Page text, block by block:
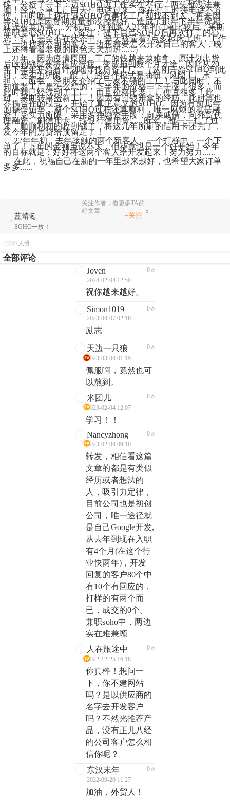
候，分析了一下：边SOHO边工作实在不行，两头都没法兼
顾！经常下单工厂白天打电话过来，你在打工时接电话不方
便，同时晚上你在做SOHO有事找工厂却找不到人，再来因
半SOHO原因货期质量都没控制好，造成了那年下半年货期
延误极其厉害.....分析后，收到客人21年的订单比较后，果断
辞职专心SOHO。（备注：提下自己SOHO后再次打工的心
态：打工完全不在状态中，每天被逼着7点多起床上班，工作
中一边找着公司的客人一边想着要怎么开发自己的客人，晚
上还得看着老板的眼色天天加班......）
21年，因为疫情原因，工厂的钱越来越难拿，原计划出货
后收到钱就要将提成给我，变成拖到数个月才给，因此从20
年下半年开始有计划地寻找后备工厂。（从刚开始SOHO到此
时，受实力所限，跟工厂的合作模式是抽佣，风险工厂承
担）。所幸，经朋友介绍了一家不错的工厂！与此同时，不
知道老工厂是怎么想的，下半年的价格一下子涨了很多，而
此时我已经找到了工厂，而且价格比老工厂便宜很多！ 此
时，果断转单给新工厂！因为有过钱难拿的经历，此时再也
不搞合作的模式，开始了真正意义的SOHO。因为有前几年
的操作铺垫，整个SOHO过程还算顺利，唯一麻烦的就是融
资！受实力所限，采用多种融资手段：向亲戚借，向外贸代
理融资，刷信用卡，找银行信用贷......所幸，都一一扛了过
来，顺顺利利的收到钱了，将这几年所刷的信用卡还完了，
及今年的房贷给预留足了！
22年年初，去年接触的两个新客人，一个打样中，一个下
单了！下单的金额虽说不大，但毕竟也是一个好开始！今年
的目标就是：好好将这两个客人给开发起来！努力努力......
在此，祝福自己在新的一年里越来越好，也希望大家订单
多多......
关注作者，看更多TA的
好文章
蓝蜻蜓
SOHO一枚！
+关注
197人赞
全部评论
Joven
2024-02-04 12:50
0
祝你越来越好。
Simon1019
2023-04-07 02:16
0
励志
天边一只狼
2023-03-04 01:19
0
佩服啊，竟然也可
以熬到。
米团儿
2023-02-04 12:07
0
学习！！
Nancyzhong
2023-02-04 09:10
0
转发，相信看这篇
文章的都是有类似
经历或者想法的
人，吸引力定律，
目前公司也是初创
公司，唯一途径就
是自己Google开发,
从去年到现在入职
有4个月(在这个行
业快两年)，开发
回复的客户80个中
有10个有回应的，
打样的有两个而
已，成交的0个。
兼职soho中，两边
实在难兼顾
人在旅途中
2022-12-25 16:18
0
你真棒！想问一
下，你不建网站
吗？是以供应商的
名字去开发客户
吗？不然光推荐产
品，没有正儿八经
的公司客户怎么相
信你呢？
东汉末年
2022-09-20 11:27
0
加油，外贸人！